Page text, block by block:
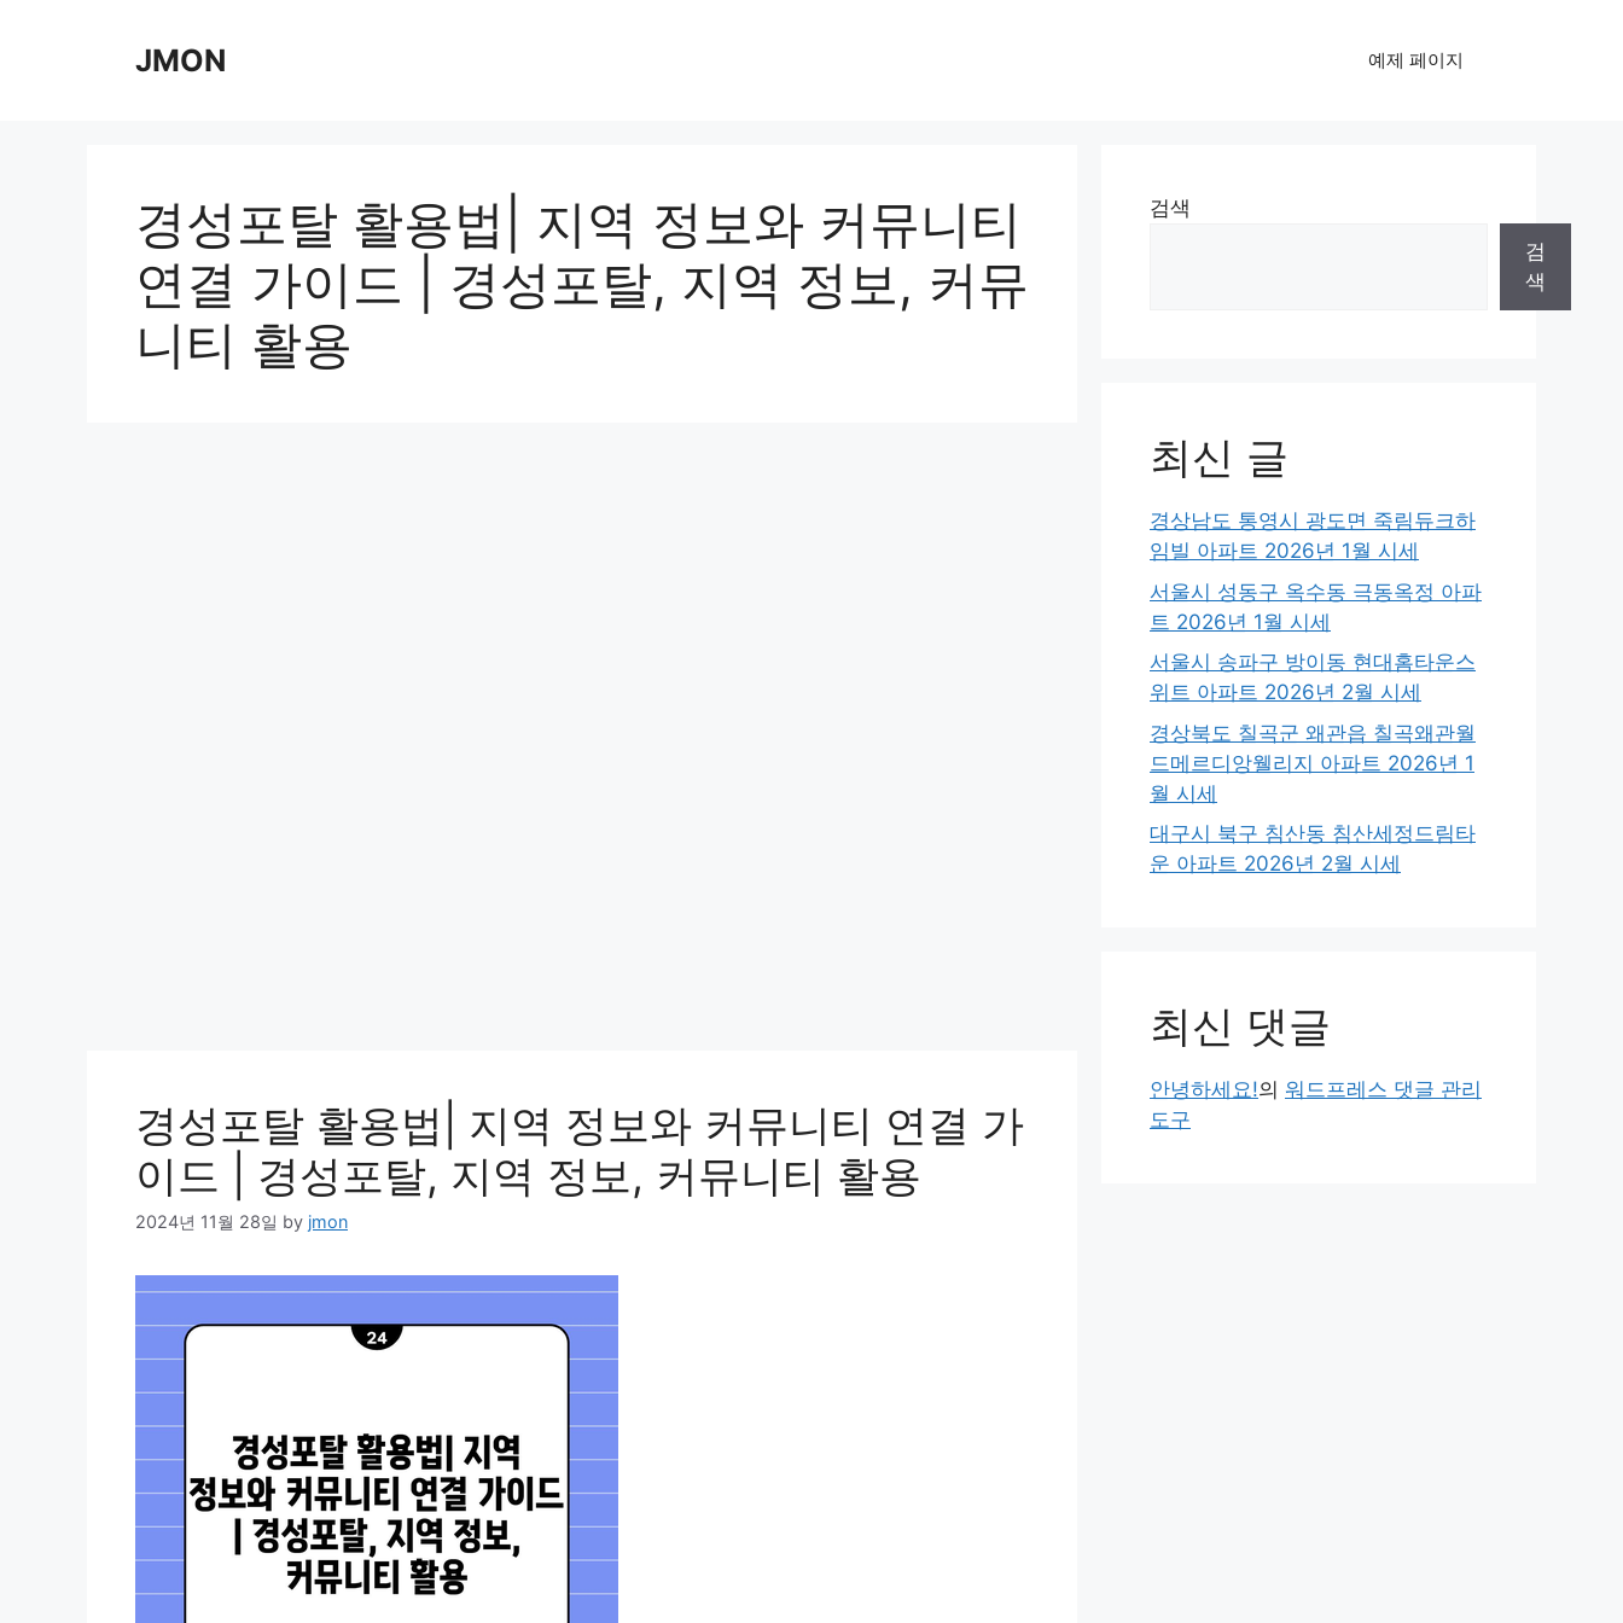
JMON 예제 페이지
경성포탈 활용법| 지역 정보와 커뮤니티
연결 가이드 | 경성포탈, 지역 정보, 커뮤
니티 활용
경성포탈 활용법| 지역 정보와 커뮤니티 연결 가
이드 | 경성포탈, 지역 정보, 커뮤니티 활용
2024년 11월 28일 by jmon
검색
검
색
최신 글
경상남도 통영시 광도면 죽림듀크하
임빌 아파트 2026년 1월 시세
서울시 성동구 옥수동 극동옥정 아파
트 2026년 1월 시세
서울시 송파구 방이동 현대홈타운스
위트 아파트 2026년 2월 시세
경상북도 칠곡군 왜관읍 칠곡왜관월
드메르디앙웰리지 아파트 2026년 1
월 시세
대구시 북구 침산동 침산세정드림타
운 아파트 2026년 2월 시세
최신 댓글
안녕하세요!의 워드프레스 댓글 관리
도구